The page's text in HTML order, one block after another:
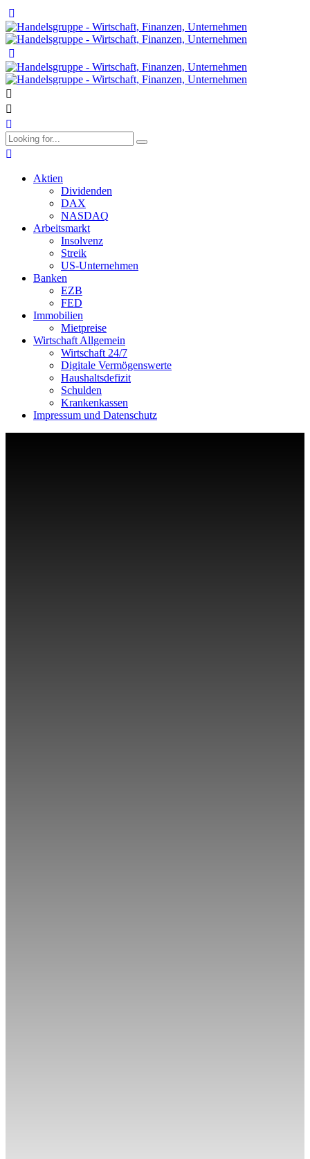
Aktien
Dividenden
DAX
NASDAQ
Arbeitsmarkt
Insolvenz
Streik
US-Unternehmen
Banken
EZB
FED
Immobilien
Mietpreise
Wirtschaft Allgemein
Wirtschaft 24/7
Digitale Vermögenswerte
Haushaltsdefizit
Schulden
Krankenkassen
Impressum und Datenschutz